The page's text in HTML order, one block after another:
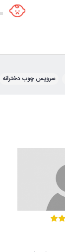
با اینکه
به نظر
سلام
نمایید .
سرویس چوب دخترانه